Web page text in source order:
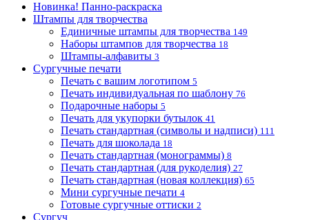
Новинка! Панно-раскраска
Штампы для творчества
Единичные штампы для творчества 149
Наборы штампов для творчества 18
Штампы-алфавиты 3
Сургучные печати
Печать с вашим логотипом 5
Печать индивидуальная по шаблону 76
Подарочные наборы 5
Печать для укупорки бутылок 41
Печать стандартная (символы и надписи) 111
Печать для шоколада 18
Печать стандартная (монограммы) 8
Печать стандартная (для рукоделия) 27
Печать стандартная (новая коллекция) 65
Мини сургучные печати 4
Готовые сургучные оттиски 2
Сургуч